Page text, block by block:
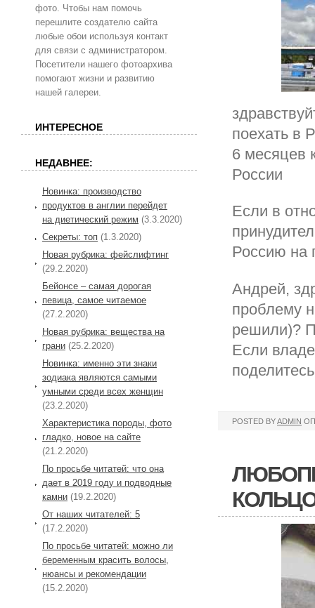
поехать в
6 месяцев
России
Если в
Россию на
Андрей,
проблему
решили)?
Если
POSTED BYADMIN
фото. Чтобы нам помочь
перешлите создателю сайта
любые обои используя контакт
для связи с администратором.
Посетители нашего фотоархива
помогают жизни и развитию
нашей галереи.
ИНТЕРЕСНОЕ
НЕДАВНЕЕ:
Новинка: производство
продуктов в англии перейдет
на диетический режим (3.3.2020)
Секреты: топ (1.3.2020)
Новая рубрика: фейслифтинг
(29.2.2020)
Бейонсе – самая дорогая
певица, самое читаемое
(27.2.2020)
Новая рубрика: вещества на
грани (25.2.2020)
Новинка: именно эти знаки
зодиака являются самыми
умными среди всех женщин
(23.2.2020)
Характеристика породы, фото
гладко, новое на сайте
(21.2.2020)
По просьбе читатей: что она
дает в 2019 году и подводные
камни (19.2.2020)
От наших читателей: 5
(17.2.2020)
По просьбе читатей: можно ли
беременным красить волосы,
нюансы и рекомендации
(15.2.2020)